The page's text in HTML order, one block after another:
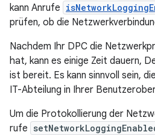
kann Anrufe
prüfen, ob die
Nachdem Ihr DPC die
hat, kann es einige Zeit dauern,
ist bereit. Es kann sinnvoll sein,
IT-Abteilung in Ihrer
Um die Protokollierung der
rufe